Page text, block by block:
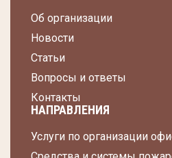
Об организации
Новости
Статьи
Вопросы и ответы
Контакты
НАПРАВЛЕНИЯ
Услуги по организации